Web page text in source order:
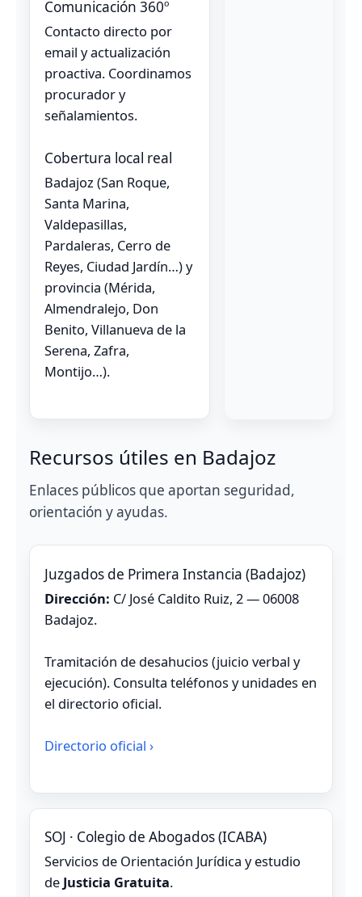
Comunicación 360º
Contacto directo por
email y actualización
proactiva. Coordinamos
procurador y
señalamientos.
Cobertura local real
Badajoz (San Roque,
Santa Marina,
Valdepasillas,
Pardaleras, Cerro de
Reyes, Ciudad Jardín…) y
provincia (Mérida,
Almendralejo, Don
Benito, Villanueva de la
Serena, Zafra,
Montijo…).
Recursos útiles en Badajoz
Enlaces públicos que aportan seguridad,
orientación y ayudas.
Juzgados de Primera Instancia (Badajoz)
Dirección: C/ José Caldito Ruiz, 2 — 06008
Badajoz.
Tramitación de desahucios (juicio verbal y
ejecución). Consulta teléfonos y unidades en
el directorio oficial.
Directorio oficial ›
SOJ · Colegio de Abogados (ICABA)
Servicios de Orientación Jurídica y estudio
de Justicia Gratuita.